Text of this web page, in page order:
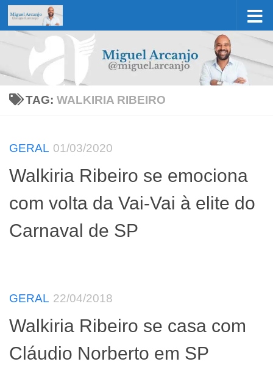
Skip to content
TAG:WALKIRIA RIBEIRO
GERAL 01/03/2020
Walkiria Ribeiro se emociona
com volta da Vai-Vai à elite do
Carnaval de SP
GERAL 22/04/2018
Walkiria Ribeiro se casa com
Cláudio Norberto em SP